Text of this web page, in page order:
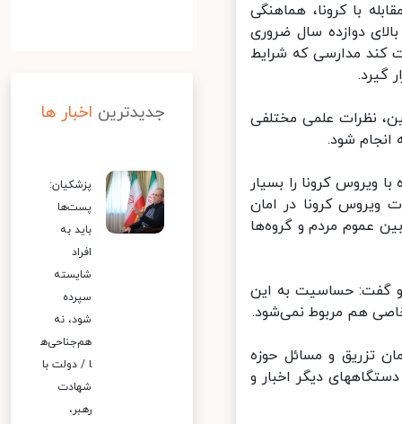
با کرونا، هماهنگی
دوازده سال ضروری
مدارسی که شرایط
نظرات علمی مختلفی
شود.
ویروس کرونا را بسیار
کرونا در امان
عموم مردم و گروه‌ها
و گفت: حساسیت به این
هم مربوط نمی‌شود.
تزریق و مسائل حوزه
دیگر اخبار و
جدیدترین اخبار ها
پزشکیان:
پست‌ها
باید به
افراد
شایسته
سپرده
شود، نه
هم‌جناحی‌ه
ا / دولت با
شهادت
رهبر،